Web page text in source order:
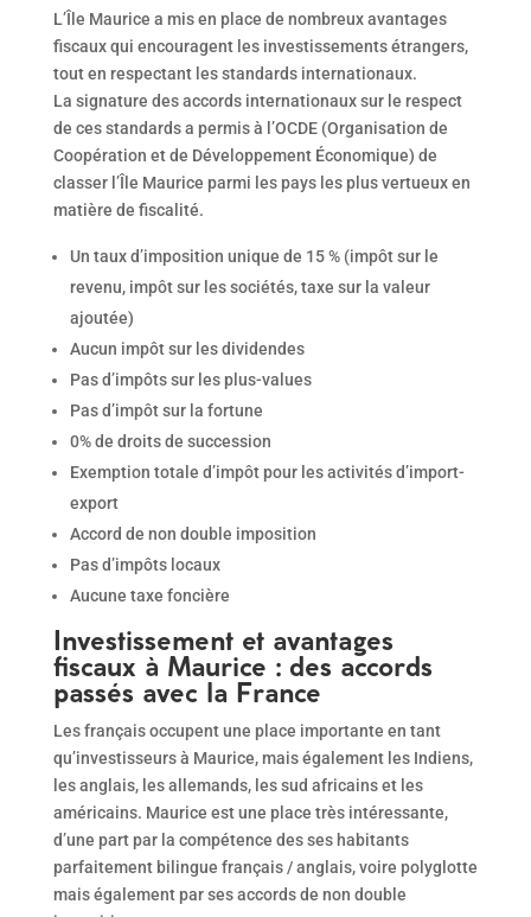
L’Île Maurice a mis en place de nombreux avantages
fiscaux qui encouragent les investissements étrangers,
tout en respectant les standards internationaux.
La signature des accords internationaux sur le respect
de ces standards a permis à l’OCDE (Organisation de
Coopération et de Développement Économique) de
classer l’Île Maurice parmi les pays les plus vertueux en
matière de fiscalité.
Un taux d’imposition unique de 15 % (impôt sur le
revenu, impôt sur les sociétés, taxe sur la valeur
ajoutée)
Aucun impôt sur les dividendes
Pas d’impôts sur les plus-values
Pas d’impôt sur la fortune
0% de droits de succession
Exemption totale d’impôt pour les activités d’import-
export
Accord de non double imposition
Pas d’impôts locaux
Aucune taxe foncière
Investissement et avantages
fiscaux à Maurice : des accords
passés avec la France
Les français occupent une place importante en tant
qu’investisseurs à Maurice, mais également les Indiens,
les anglais, les allemands, les sud africains et les
américains. Maurice est une place très intéressante,
d’une part par la compétence des ses habitants
parfaitement bilingue français / anglais, voire polyglotte
mais également par ses accords de non double